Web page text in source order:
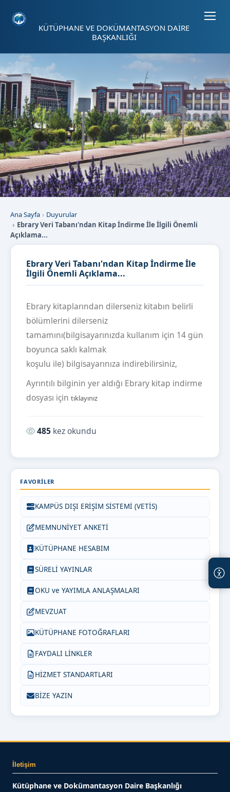
KÜTÜPHANE VE DOKÜMANTASYON DAİRE
BAŞKANLIĞI
Ana Sayfa
Duyurular
Ebrary Veri Tabanı'ndan Kitap İndirme İle İlgili Önemli
Açıklama...
Ebrary Veri Tabanı'ndan Kitap İndirme İle
İlgili Önemli Açıklama...
Ebrary kitaplarından dilerseniz kitabın belirli
bölümlerini dilerseniz
tamamını(bilgisayarınızda kullanım için 14 gün
boyunca saklı kalmak
koşulu ile) bilgisayarınıza indirebilirsiniz,
Ayrıntılı bilginin yer aldığı Ebrary kitap indirme
dosyası için tıklayınız
Okunma sayısı:
485 kez okundu
FAVORILER
KAMPÜS DIŞI ERİŞİM SİSTEMİ (VETİS)
MEMNUNİYET ANKETİ
KÜTÜPHANE HESABIM
SÜRELİ YAYINLAR
OKU ve YAYIMLA ANLAŞMALARI
MEVZUAT
KÜTÜPHANE FOTOĞRAFLARI
FAYDALI LİNKLER
HİZMET STANDARTLARI
BİZE YAZIN
İletişim
Kütüphane ve Dokümantasyon Daire Başkanlığı